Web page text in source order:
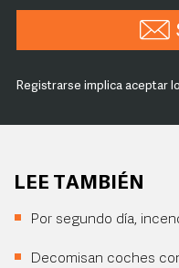
Registrarse implica aceptar
LEE TAMBIÉN
Por segundo día,
Decomisan coches